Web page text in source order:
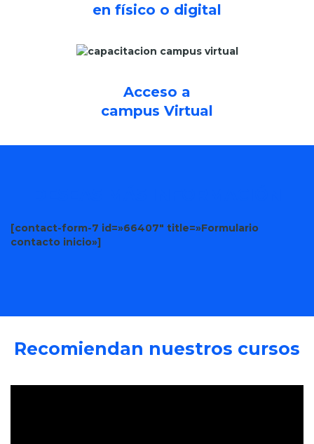
en físico o digital
Acceso a
campus Virtual
[contact-form-7 id=»66407″ title=»Formulario
contacto inicio»]
Recomiendan nuestros cursos